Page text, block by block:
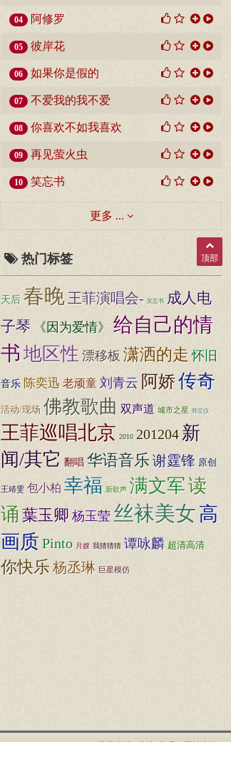
04 阿修罗
05 彼岸花
06 如果你是假的
07 不爱我的我不爱
08 你喜欢不如我喜欢
09 再见萤火虫
10 笑忘书
更多 ...
热门标签
天后 春晚 王菲演唱会- 笑忘书
成人电
子琴
《因为爱情》
给自己的情
书地区性 漂移板 潇洒的走 怀旧
音乐 陈奕迅 老顽童 刘青云 阿娇传奇
活动/现场 佛教歌曲 双声道 城市之星 韩宝仪
王菲巡唱北京 2010 201204 新
闻/其它 翻唱 华语音乐谢霆锋 原创
王靖雯 包小柏 幸福 新歌声 满文军读
诵 葉玉卿 杨玉莹 丝袜美女高
画质Pinto 月嫂 我猜猜猜 谭咏麟 超清高清
你快乐杨丞琳 巨星模仿
顶部